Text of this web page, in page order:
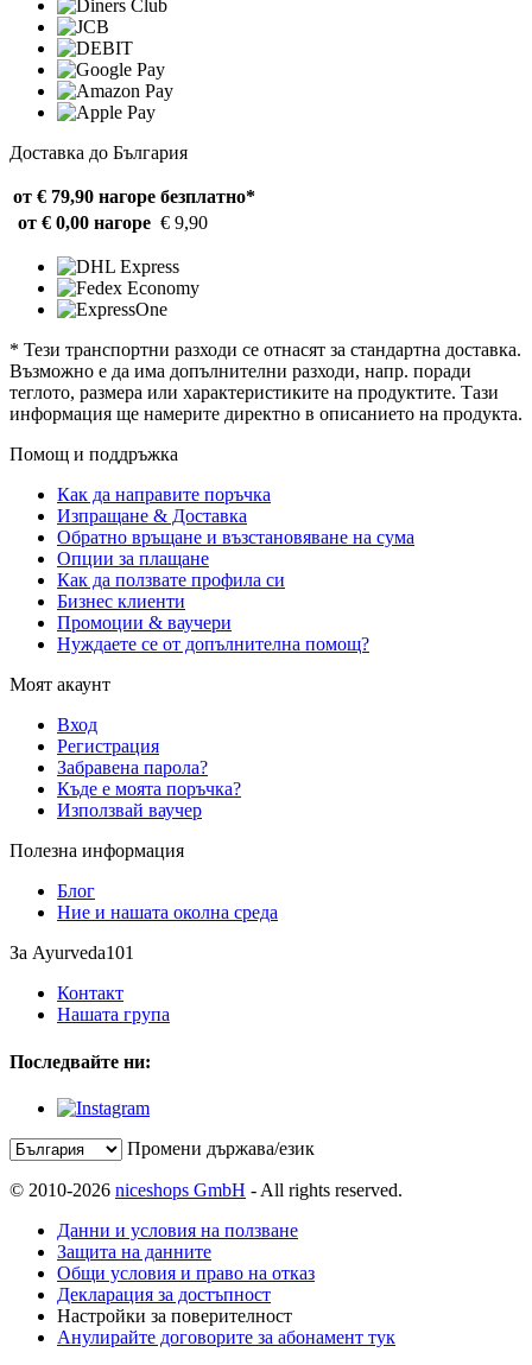
Доставка до България
от € 79,90 нагоре безплатно*
от € 0,00 нагоре € 9,90
* Тези транспортни разходи се отнасят за стандартна доставка.
Възможно е да има допълнителни разходи, напр. поради
теглото, размера или характеристиките на продуктите. Тази
информация ще намерите директно в описанието на продукта.
Помощ и поддръжка
Как да направите поръчка
Изпращане & Доставка
Обратно връщане и възстановяване на сума
Опции за плащане
Как да ползвате профила си
Бизнес клиенти
Промоции & ваучери
Нуждаете се от допълнителна помощ?
Моят акаунт
Вход
Регистрация
Забравена парола?
Къде е моята поръчка?
Използвай ваучер
Полезна информация
Блог
Ние и нашата околна среда
За Ayurveda101
Контакт
Нашата група
Последвайте ни:
Промени държава/език
© 2010-2026 niceshops GmbH - All rights reserved.
Данни и условия на ползване
Защита на данните
Общи условия и право на отказ
Декларация за достъпност
Настройки за поверителност
Анулирайте договорите за абонамент тук